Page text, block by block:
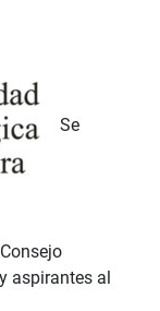
Se
aspirantes al